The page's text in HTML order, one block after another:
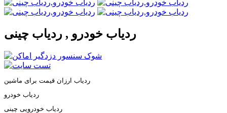
ردیاب خودرو , ردیاب چینی
ردیاب ارزان قیمت برای ماشین
ردیاب خودرو
ردیاب خودرویی چینی